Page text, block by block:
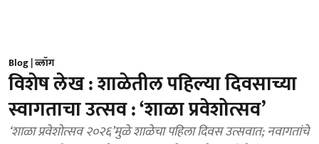
Blog | ब्लॉग
विशेष लेख : शाळेतील पहिल्या दिवसाच्या
स्वागताचा उत्सव : ‘शाळा प्रवेशोत्सव’
‘शाळा प्रवेशोत्सव २०२६’मुळे शाळेचा पहिला दिवस उत्सवात; नवागतांचे